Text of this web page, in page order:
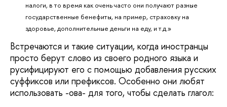
налоги, в то время как очень часто они получают разные
государственные бенефиты, на пример, страховку на
здоровье, дополнительные деньги на еду, и т.д.»
Встречаются и такие ситуации, когда иностранцы
просто берут слово из своего родного языка и
русифицируют его с помощью добавления русских
суффиксов или префиксов. Особенно они любят
использовать -ова- для того, чтобы сделать глагол: